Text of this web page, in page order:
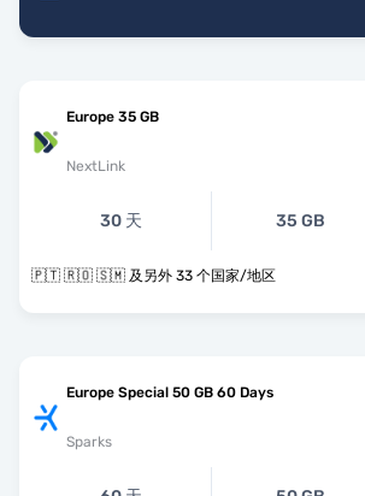
Europe 35 GB
NextLink
30 天 35 GB
🇵🇹 🇷🇴 🇸🇲 及另外 33 个国家/地区
Europe Special 50 GB 60 Days
Sparks